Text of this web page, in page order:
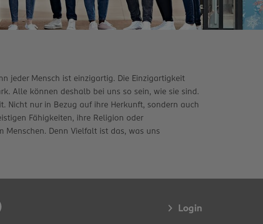
jeder Mensch ist einzigartig. Die Einzigartigkeit
Alle können deshalb bei uns so sein, wie sie sind.
Nicht nur in Bezug auf ihre Herkunft, sondern auch
Fähigkeiten, ihre Religion oder
Denn Vielfalt ist das, was uns
Login